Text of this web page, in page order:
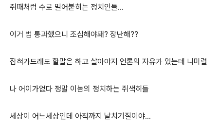
쥐때처럼 수로 밀어붙히는 정치인들...
이거 법 통과했으니 조심해야돼? 장난해??
잡혀가드래도 할말은 하고 살아야지 언론의 자유가 있는데 니미럴
나 어이가없다 정말 이놈의 정치하는 쥐색히들
세상이 어느세상인데 아직까지 날치기질이야...